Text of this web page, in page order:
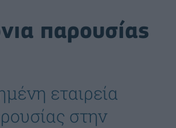
παρουσίας
εταιρεία
στην